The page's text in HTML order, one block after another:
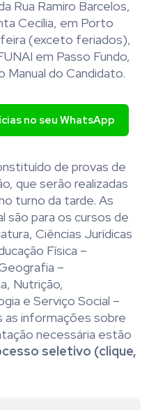
Rua Ramiro Barcelos,
Cecília, em Porto
(exceto feriados),
em Passo Fundo,
Manual do Candidato.
no seu WhatsApp
de provas de
que serão realizadas
turno da tarde. As
para os cursos de
Ciências Jurídicas
Física –
–
Nutrição,
e Serviço Social –
as informações sobre
necessária estão
seletivo (clique,